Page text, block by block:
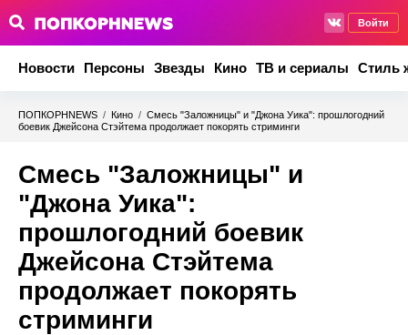
Войти
Новости Персоны Звезды Кино ТВ и сериалы Стиль
ПОПКОРНNEWS / Кино / Смесь "Заложницы" и "Джона Уика": прошлогодний
боевик Джейсона Стэйтема продолжает покорять стриминги
Смесь "Заложницы" и
"Джона Уика":
прошлогодний боевик
Джейсона Стэйтема
продолжает покорять
стриминги